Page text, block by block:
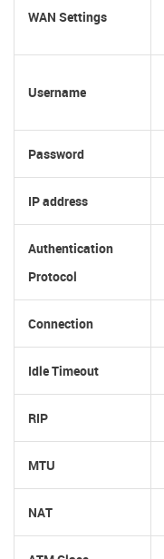
WAN Settings
Username
Password
IP address
Authentication
Protocol
Connection
Idle Timeout
RIP
MTU
NAT